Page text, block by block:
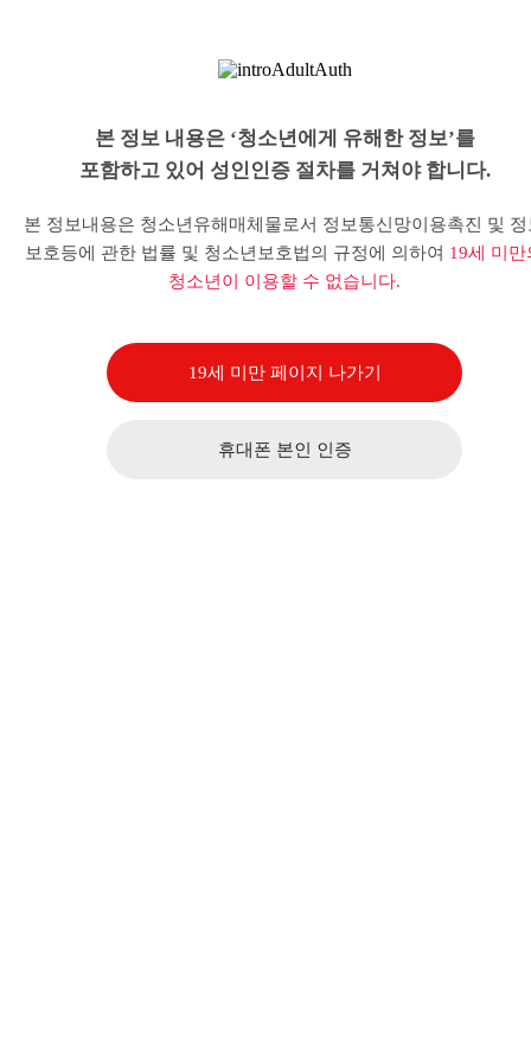
본 정보 내용은 ‘청소년에게 유해한 정보’를
포함하고 있어 성인인증 절차를 거쳐야 합니다.
본 정보내용은 청소년유해매체물로서 정보통신망이용촉진 및 정
보호등에 관한 법률 및 청소년보호법의 규정에 의하여 19세 미만
청소년이 이용할 수 없습니다.
19세 미만 페이지 나가기
휴대폰 본인 인증